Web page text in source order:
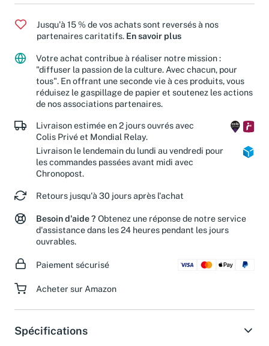
Jusqu'à 15 % de vos achats sont reversés à nos
partenaires caritatifs. En savoir plus
Votre achat contribue à réaliser notre mission :
"diffuser la passion de la culture. Avec chacun, pour
tous". En offrant une seconde vie à ces produits, vous
réduisez le gaspillage de papier et soutenez les actions
de nos associations partenaires.
Livraison estimée en 2 jours ouvrés avec
Colis Privé et Mondial Relay.
Livraison le lendemain du lundi au vendredi pour
les commandes passées avant midi avec
Chronopost.
Retours jusqu'à 30 jours après l'achat
Besoin d'aide ? Obtenez une réponse de notre service
d'assistance dans les 24 heures pendant les jours
ouvrables.
Paiement sécurisé
Acheter sur Amazon
Spécifications